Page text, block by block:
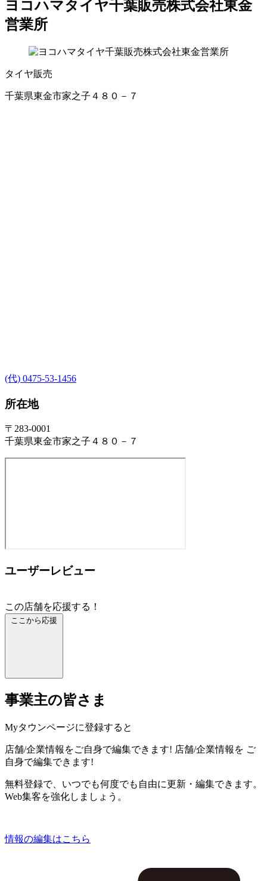
ヨコハマタイヤ千葉販売株式会社東金
営業所
タイヤ販売
千葉県東金市家之子４８０－７
(代) 0475-53-1456
所在地
〒283-0001
千葉県東金市家之子４８０－７
ユーザーレビュー
この店舗を応援する！
ここから応援
事業主の皆さま
Myタウンページに登録すると
店舗/企業情報をご自身で編集できます! 店舗/企業情報を ご
自身で編集できます!
無料登録で、いつでも何度でも自由に更新・編集できます。
Web集客を強化しましょう。
情報の編集はこちら